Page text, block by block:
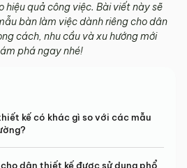
quả công việc. Bài viết này sẽ
bàn làm việc dành riêng cho dân
cách, nhu cầu và xu hướng mới
phá ngay nhé!
kế có khác gì so với các mẫu
dân thiết kế được sử dụng phổ